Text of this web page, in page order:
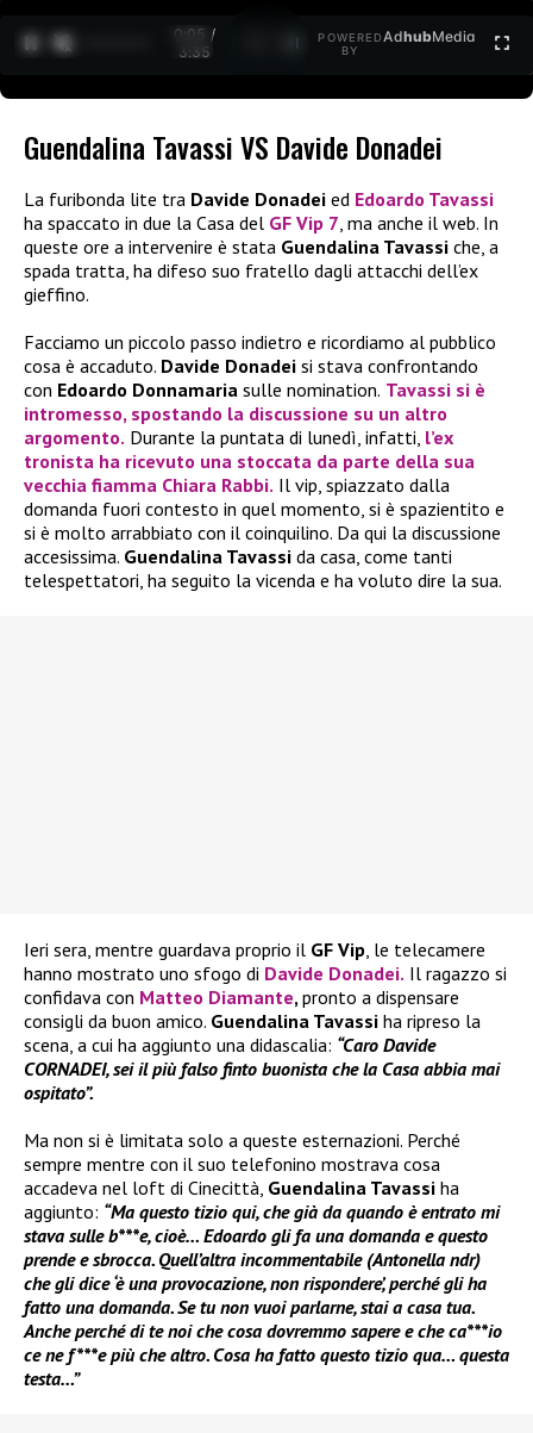
0:06 /
3:35
POWERED
BY
AdhubMedia
Guendalina Tavassi VS Davide Donadei
La furibonda lite tra Davide Donadei ed Edoardo Tavassi
ha spaccato in due la Casa del GF Vip 7, ma anche il web. In
queste ore a intervenire è stata Guendalina Tavassi che, a
spada tratta, ha difeso suo fratello dagli attacchi dell’ex
gieffino.
Facciamo un piccolo passo indietro e ricordiamo al pubblico
cosa è accaduto. Davide Donadei si stava confrontando
con Edoardo Donnamaria sulle nomination. Tavassi si è
intromesso, spostando la discussione su un altro
argomento. Durante la puntata di lunedì, infatti, l’ex
tronista ha ricevuto una stoccata da parte della sua
vecchia fiamma Chiara Rabbi. Il vip, spiazzato dalla
domanda fuori contesto in quel momento, si è spazientito e
si è molto arrabbiato con il coinquilino. Da qui la discussione
accesissima. Guendalina Tavassi da casa, come tanti
telespettatori, ha seguito la vicenda e ha voluto dire la sua.
Ieri sera, mentre guardava proprio il GF Vip, le telecamere
hanno mostrato uno sfogo di Davide Donadei. Il ragazzo si
confidava con Matteo Diamante,pronto a dispensare
consigli da buon amico. Guendalina Tavassi ha ripreso la
scena, a cui ha aggiunto una didascalia: “Caro Davide
CORNADEI, sei il più falso finto buonista che la Casa abbia mai
ospitato”.
Ma non si è limitata solo a queste esternazioni. Perché
sempre mentre con il suo telefonino mostrava cosa
accadeva nel loft di Cinecittà, Guendalina Tavassi ha
aggiunto: “Ma questo tizio qui, che già da quando è entrato mi
stava sulle b***e, cioè… Edoardo gli fa una domanda e questo
prende e sbrocca. Quell’altra incommentabile (Antonella ndr)
che gli dice ‘è una provocazione, non rispondere’, perché gli ha
fatto una domanda. Se tu non vuoi parlarne, stai a casa tua.
Anche perché di te noi che cosa dovremmo sapere e che ca***io
ce ne f***e più che altro. Cosa ha fatto questo tizio qua… questa
testa…”